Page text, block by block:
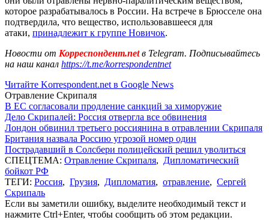
которое разрабатывалось в России. На встрече в Брюсселе она
подтвердила, что вещество, использовавшееся для
атаки, принадлежит к группе Новичок.
Новости от Корреспондент.netв Telegram. Подписывайтесь
на наш канал https://t.me/korrespondentnet
Читайте Korrespondent.net в Google News
Отравление Скрипаля
В ЕС согласовали продление санкций за химоружие
Дело Скрипалей: Россия отвергла все обвинения
Лондон обвинил третьего россиянина в отравлении Скрипаля
Британия назвала Россию угрозой номер один
Пострадавший в Солсбери полицейский решил уволиться
СПЕЦТЕМА: Отравление Скрипаля, Дипломатический
бойкот РФ
ТЕГИ: Россия, Грузия, Дипломатия, отравление, Сергей
Скрипаль
Если вы заметили ошибку, выделите необходимый текст и
нажмите Ctrl+Enter, чтобы сообщить об этом редакции.